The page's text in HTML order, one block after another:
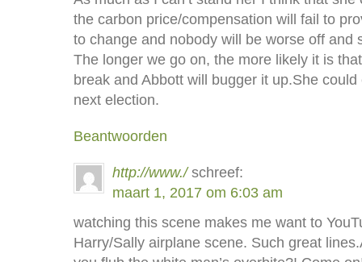
the carbon price/compensation will fail to
to change and nobody will be worse off and
The longer we go on, the more likely it is
break and Abbott will bugger it up.She
next election.
Beantwoorden
http://www./ schreef:
maart 1, 2017 om 6:03 am
watching this scene makes me want to
Harry/Sally airplane scene. Such great